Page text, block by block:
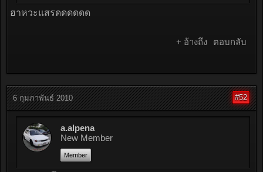
ฮาหวะแสรดดดดดด
+ อ้างถึง ตอบกลับ
6 กุมภาพันธ์ 2010 #52
a.alpena
New Member
Member